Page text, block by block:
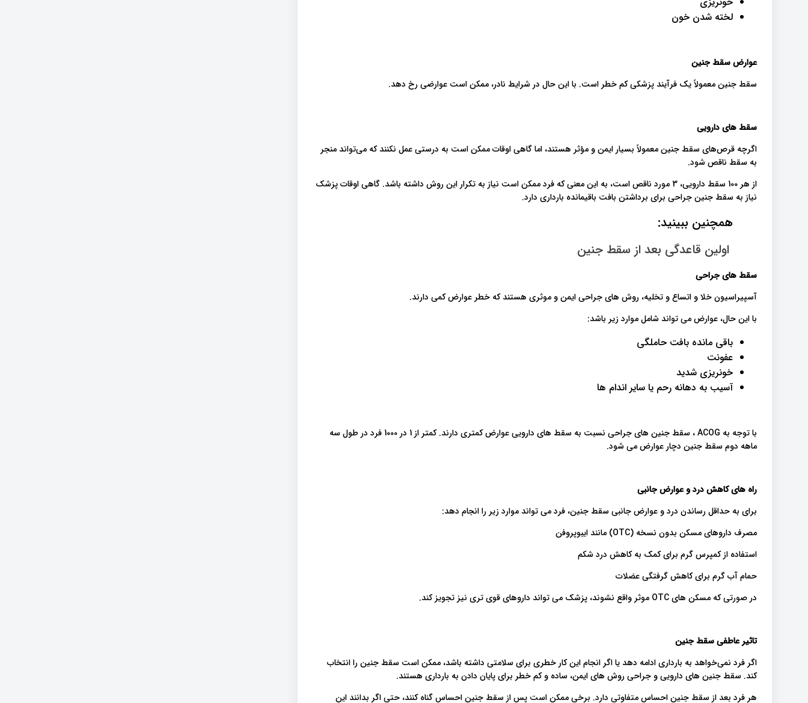
لخته شدن خون
عوارض سقط جنین
سقط جنین معمولاً یک فرآیند پزشکی کم خطر است. با این حال در شرایط نادر، ممکن است عوارضی رخ دهد.
سقط های دارویی
اگرچه قرص‌های سقط جنین معمولاً بسیار ایمن و مؤثر هستند، اما گاهی اوقات ممکن است به درستی عمل نکنند که می‌تواند منجر
به سقط ناقص شود.
از هر 100 سقط دارویی، 3 مورد ناقص است، به این معنی که فرد ممکن است نیاز به تکرار این روش داشته باشد. گاهی اوقات پزشک
نیاز به سقط جنین جراحی برای برداشتن بافت باقیمانده بارداری دارد.
همچنین ببینید:
اولین قاعدگی بعد از سقط جنین
سقط های جراحی
آسپیراسیون خلا و اتساع و تخلیه، روش های جراحی ایمن و موثری هستند که خطر عوارض کمی دارند.
با این حال، عوارض می تواند شامل موارد زیر باشد:
باقی مانده بافت حاملگی
عفونت
خونریزی شدید
آسیب به دهانه رحم یا سایر اندام ها
با توجه به ACOG ، سقط جنین های جراحی نسبت به سقط های دارویی عوارض کمتری دارند. کمتر از 1 در 1000 فرد در طول سه
ماهه دوم سقط جنین دچار عوارض می شود.
راه های کاهش درد و عوارض جانبی
برای به حداقل رساندن درد و عوارض جانبی سقط جنین، فرد می تواند موارد زیر را انجام دهد:
مصرف داروهای مسکن بدون نسخه (OTC) مانند ایبوپروفن
استفاده از کمپرس گرم برای کمک به کاهش درد شکم
حمام آب گرم برای کاهش گرفتگی عضلات
در صورتی که مسکن های OTC موثر واقع نشوند، پزشک می تواند داروهای قوی تری نیز تجویز کند.
تاثیر عاطفی سقط جنین
اگر فرد نمی‌خواهد به بارداری ادامه دهد یا اگر انجام این کار خطری برای سلامتی داشته باشد، ممکن است سقط جنین را انتخاب
کند. سقط جنین های دارویی و جراحی روش های ایمن، ساده و کم خطر برای پایان دادن به بارداری هستند.
هر فرد بعد از سقط جنین احساس متفاوتی دارد. برخی ممکن است پس از سقط جنین احساس گناه کنند، حتی اگر بدانند این